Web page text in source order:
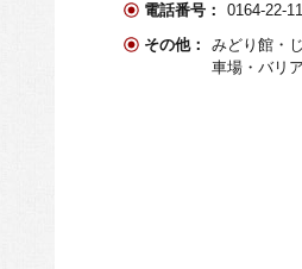
電話番号：
0164-22-
その他：
みどり館・
車場・バリ